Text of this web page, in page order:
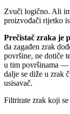
Zvuči logično. Ali
proizvođači rijetko
Prečistač zraka je
da zagađen zrak
površine, ne dotiče
u tim površinama —
dalje se diže u zrak
usisavač.
Filtrirate zrak koji